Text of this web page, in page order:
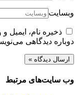
وبسایت
ذخیره نام، ایمیل
دوباره دیدگاهی
وب سایت‌های مرتبط